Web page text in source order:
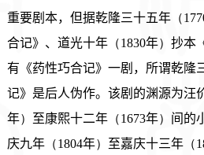
重要剧本，但据乾隆三十五年（
合记》、道光十年（1830年） 抄本
有《药性巧合记》一剧，所谓乾隆
记》是后人伪作。该剧的渊源为汪
年） 至康熙十二年（1673年） 间的
庆九年（1804年） 至嘉庆十三年（